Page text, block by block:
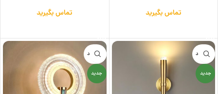
تماس بگیرید تماس بگیرید
ناموجود
جدید
ناموجود
جدید